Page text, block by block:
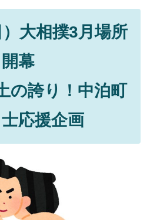
大相撲3月場所
開幕
の誇り！中泊町
応援企画